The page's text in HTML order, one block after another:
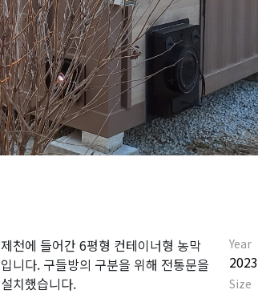
제천에 들어간 6평형 컨테이너형 농막
입니다. 구들방의 구분을 위해 전통문을
설치했습니다.
Year
2023
Size